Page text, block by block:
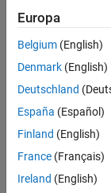
Ihren
Suchkriterien
entsprechen.
können
die
Suchkriterien
weiter
fassen
oder
Europa
Belgium (English)
Denmark (English)
Deutschland
España (Español)
Finland (English)
France (Français)
Ireland (English)